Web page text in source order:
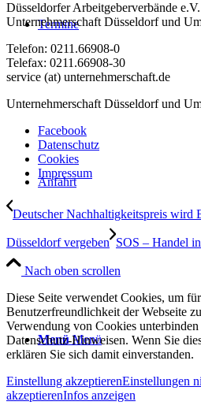
Termine
Anfahrt
Menü Menü
Düsseldorfer Arbeitgeberverbände e.V.
Unternehmerschaft Düsseldorf und
Telefon: 0211.66908-0
Telefax: 0211.66908-30
service (at) unternehmerschaft.de
Unternehmerschaft Düsseldorf und
Facebook
Datenschutz
Cookies
Impressum
Deutscher Nachhaltigkeitspreis wird
Düsseldorf vergeben SOS – Handel
Nach oben scrollen
Diese Seite verwendet Cookies, um
Benutzerfreundlichkeit der Webseite
Verwendung von Cookies
Datenschutz-Hinweisen. Wenn Sie
erklären Sie sich damit einverstanden.
Einstellung akzeptierenEinstellungen
akzeptierenInfos anzeigen